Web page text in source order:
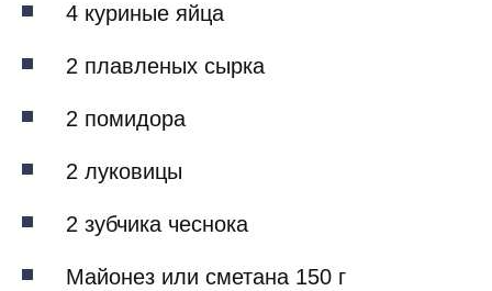
4 куриные яйца
2 плавленых сырка
2 помидора
2 луковицы
2 зубчика чеснока
Майонез или сметана 150 г